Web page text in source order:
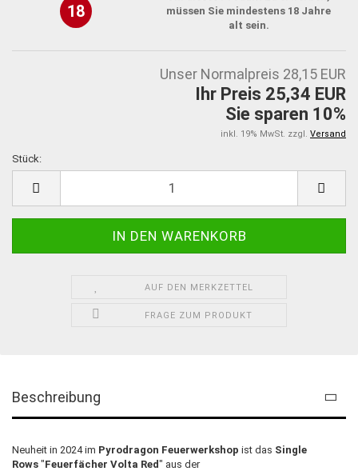
18
müssen Sie mindestens 18 Jahre
alt sein.
Unser Normalpreis 28,15 EUR
Ihr Preis 25,34 EUR
Sie sparen 10%
inkl. 19% MwSt. zzgl. Versand
Stück:
AUF DEN MERKZETTEL
FRAGE ZUM PRODUKT
Beschreibung
Neuheit in 2024 im Pyrodragon Feuerwerkshop ist das Single
Rows "Feuerfächer Volta Red" aus der